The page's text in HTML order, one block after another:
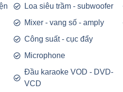
Loa siêu trầm - subwoofer
Mixer - vang số - amply
Công suất - cục đẩy
Microphone
Đầu karaoke VOD - DVD-
VCD